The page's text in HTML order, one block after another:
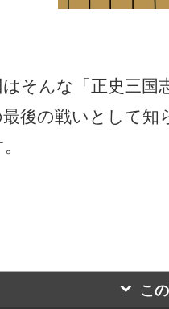
そんな「正史三国
後の戦いとして知
こ